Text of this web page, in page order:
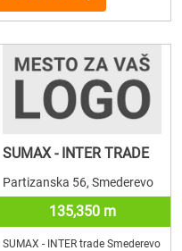
SUMAX - INTER TRADE
Partizanska 56, Smederevo
135,350 m
SUMAX - INTER trade Smederevo